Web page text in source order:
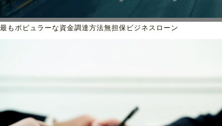
最もポピュラーな資金調達方法無担保ビジネスローン